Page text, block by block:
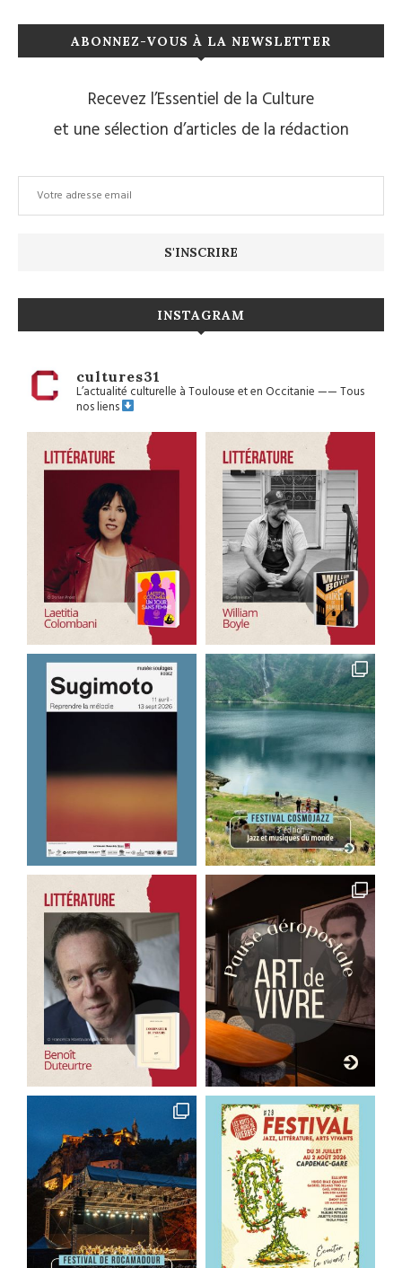
ABONNEZ-VOUS À LA NEWSLETTER
Recevez l’Essentiel de la Culture
et une sélection d’articles de la rédaction
INSTAGRAM
cultures31
L’actualité culturelle à Toulouse et en Occitanie——Tous
nos liens